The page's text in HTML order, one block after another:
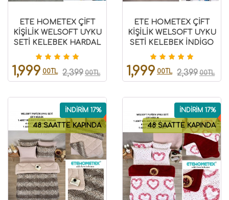
ETE HOMETEX ÇİFT
KİŞİLİK WELSOFT UYKU
SETİ KELEBEK HARDAL
8696474232028
1,999 00TL 2,399 00TL
ETE HOMETEX ÇİFT
KİŞİLİK WELSOFT UYKU
SETİ KELEBEK İNDİGO
8696474231981
1,999 00TL 2,399 00TL
48 SAATTE KAPINDA
İNDİRİM 17%
48 SAATTE KAPINDA
İNDİRİM 17%